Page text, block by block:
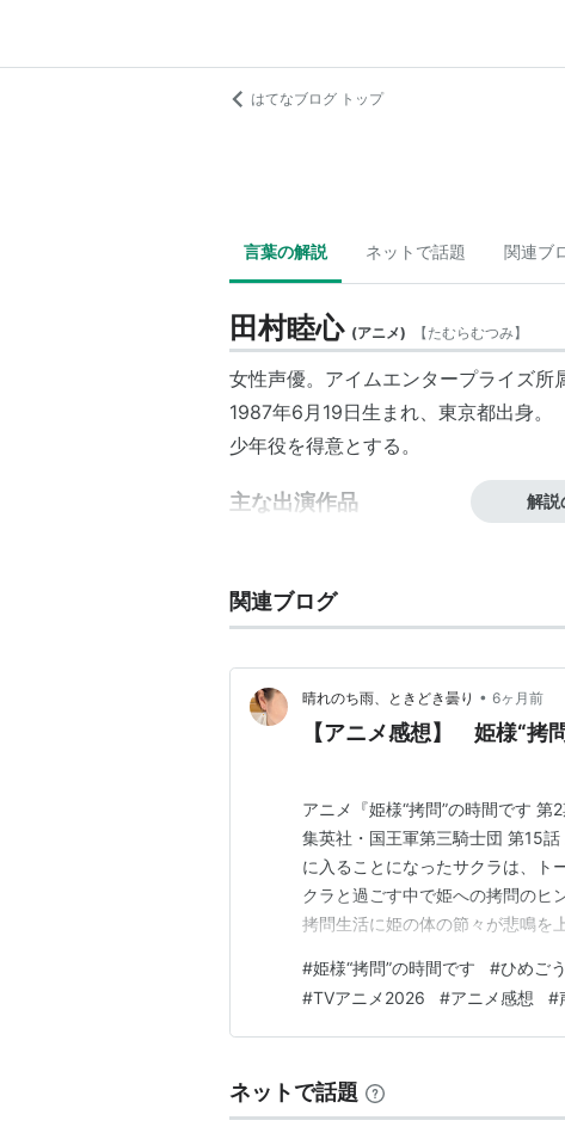
はてなブログ トップ
言葉の解説 ネットで話題 関連ブ
田村睦心 (アニメ) 【たむらむつみ】
女性声優。アイムエンタープライズ所
1987年6月19日生まれ、東京都出身。
少年役を得意とする。
主な出演作品
バトルスピリッツ 少年突破バシン
明日のよいち！（マサシ）
よくわかる現代魔法（姉原聡史郎の
あそびにいくヨ！（嘉和騎央）*主
生徒会役員共/生徒会役員共＊（出
おとめ妖怪 ざくろ（桐）
それでも町は廻っている（嵐山猛）
みつどもえ（小金井）
あの日見た花の名前を僕達はまだ
超速変形ジャイロゼッター（軍司壮
ヨルムンガンド（ヨナ）*主演
解説
関連ブログ
晴れのち雨、ときどき曇り • 6ヶ月前
【アニメ感想】 姫様“拷
アニメ『姫様“拷問”の時間です
集英社・国王軍第三騎士団 第15
に入ることになったサクラは、ト
クラと過ごす中で姫への拷問のヒ
拷問生活に姫の体の節々が悲鳴
た姫は、屈してしまうのだろうか
期』公式サイトhttps…
#姫様“拷問”の時間です #ひめごう
#TVアニメ2026 #アニメ感想 #
ネットで話題